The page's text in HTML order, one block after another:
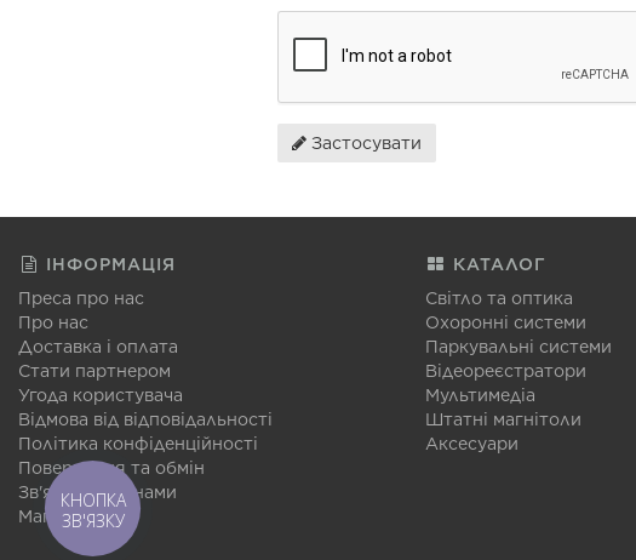
Застосувати
ІНФОРМАЦІЯ
Преса про нас
Про нас
Доставка і оплата
Стати партнером
Угода користувача
Відмова від відповідальності
Політика конфіденційності
Повернення та обмін
Зв'язатися з нами
Мапа сайту
КАТАЛОГ
Світло та оптика
Охоронні системи
Паркувальні системи
Відеореєстратори
Мультимедіа
Штатні магнітоли
Аксесуари
КНОПКА
ЗВ'ЯЗКУ